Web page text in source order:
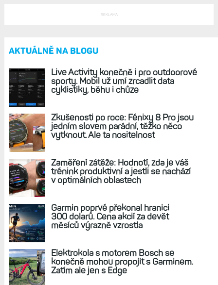
REKLAMA
AKTUÁLNĚ NA BLOGU
Live Activity konečně i pro outdoorové
sporty. Mobil už umí zrcadlit data
cyklistiky, běhu i chůze
Zkušenosti po roce: Fénixy 8 Pro jsou
jedním slovem parádní, těžko něco
vytknout. Ale ta nositelnost
Zaměření zátěže: Hodnotí, zda je váš
trénink produktivní a jestli se nachází
v optimálních oblastech
Garmin poprvé překonal hranici
300 dolarů. Cena akcií za devět
měsíců výrazně vzrostla
Elektrokola s motorem Bosch se
konečně mohou propojit s Garminem.
Zatím ale jen s Edge